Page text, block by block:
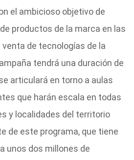
el ambicioso objetivo de
productos de la marca en las
de tecnologías de la
tendrá una duración de
articulará en torno a aulas
que harán escala en todas
y localidades del territorio
de este programa, que tiene
unos dos millones de